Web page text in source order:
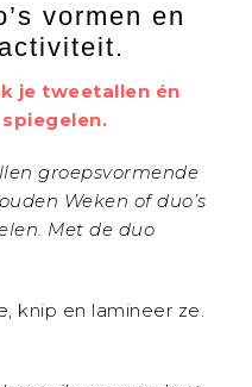
vormen en
je tweetallen én
groepsvormende
Weken of duo’s
Met de duo
knip en lamineer ze.